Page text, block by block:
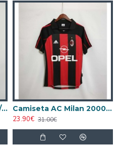
Camiseta AC Milan 1998/1999 Local Retro
Camiseta AC Milan 2000/2001 Local Retro
23.90€ 31.00€